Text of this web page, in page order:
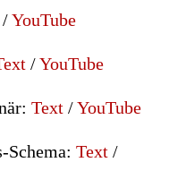
YouTube
/YouTube
: Text/YouTube
Schema: Text/